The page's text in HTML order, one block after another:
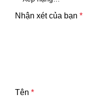
Nhận xét của bạn *
Tên *